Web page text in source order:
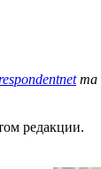
та
редакции.